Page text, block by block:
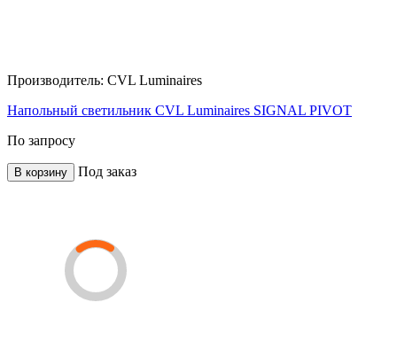
Производитель: CVL Luminaires
Напольный светильник CVL Luminaires SIGNAL PIVOT
По запросу
В корзину Под заказ